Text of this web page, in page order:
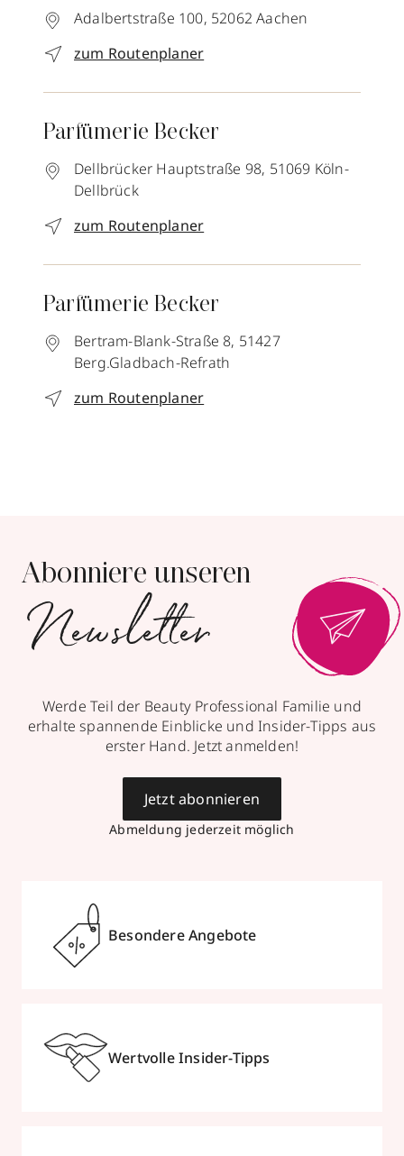
Adalbertstraße 100, 52062 Aachen
zum Routenplaner
Parfümerie Becker
Dellbrücker Hauptstraße 98, 51069 Köln-
Dellbrück
zum Routenplaner
Parfümerie Becker
Bertram-Blank-Straße 8, 51427
Berg.Gladbach-Refrath
zum Routenplaner
Abonniere unseren
Newsletter
Werde Teil der Beauty Professional Familie und
erhalte spannende Einblicke und Insider-Tipps aus
erster Hand. Jetzt anmelden!
Abmeldung jederzeit möglich
Jetzt abonnieren
Besondere Angebote
Wertvolle Insider-Tipps